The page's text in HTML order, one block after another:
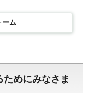
ーム
めにみなさま